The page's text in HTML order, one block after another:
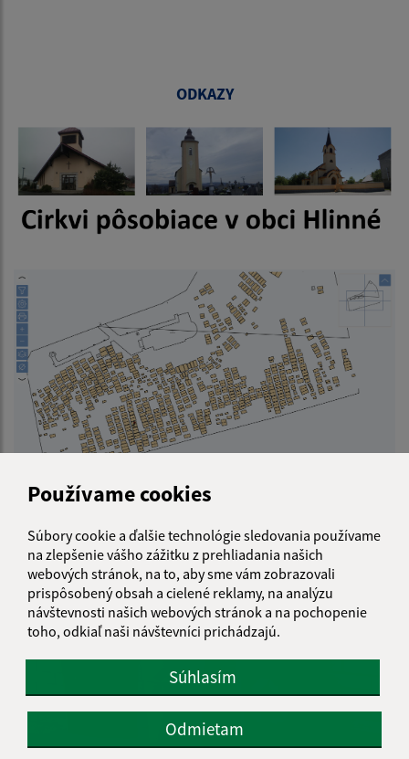
Používame cookies
Súbory cookie a ďalšie technológie sledovania používame
na zlepšenie vášho zážitku z prehliadania našich
webových stránok, na to, aby sme vám zobrazovali
prispôsobený obsah a cielené reklamy, na analýzu
návštevnosti našich webových stránok a na pochopenie
toho, odkiaľ naši návštevníci prichádzajú.
Súhlasím
Odmietam
ODKAZY